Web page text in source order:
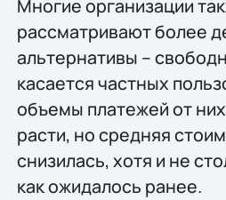
Многие организации
рассматривают более
альтернативы –
касается частных
объемы платежей от
расти, но средняя
снизилась, хотя и не
как ожидалось ранее.